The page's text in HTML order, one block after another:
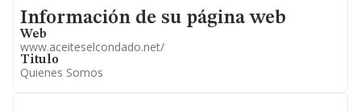
Artículos de prensa publicados sobre la empresa.
Información oficial y registral complementaria.
Informacion de su página web
Información de su página web
Web
www.aceiteselcondado.net/
Titulo
Quienes Somos